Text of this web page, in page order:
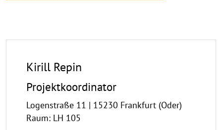
Kirill Repin
Projektkoordinator
Logenstraße 11 | 15230 Frankfurt (Oder)
Raum: LH 105